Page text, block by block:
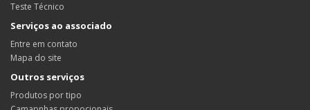
Teste Técnico
Serviços ao associado
Entre em contato
Mapa do site
Outros serviços
Produtos por tipo